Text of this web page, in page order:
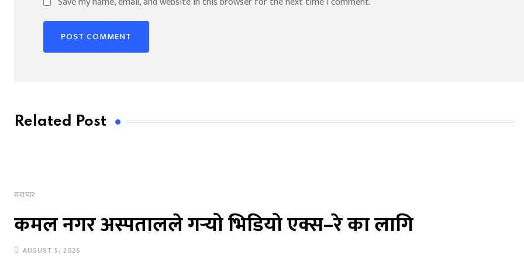
Related Post
समाचार
कमल नगर अस्पतालले गर्‍यो भिडियो एक्स–रे का लागि
AUGUST 5, 2026